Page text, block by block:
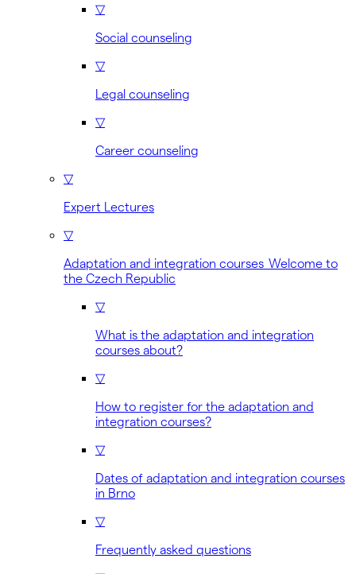
▽
Social counseling
▽
Legal counseling
▽
Career counseling
▽
Expert Lectures
▽
Adaptation and integration courses Welcome to
the Czech Republic
▽
What is the adaptation and integration
courses about?
▽
How to register for the adaptation and
integration courses?
▽
Dates of adaptation and integration courses
in Brno
▽
Frequently asked questions